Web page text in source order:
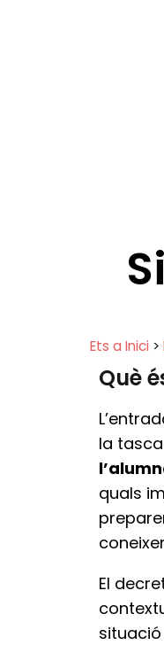
Ets a Inici >
Què
la
quals
El